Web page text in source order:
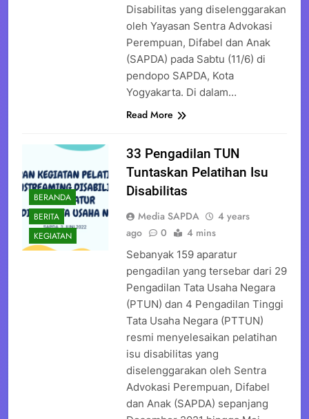
Disabilitas yang diselenggarakan
oleh Yayasan Sentra Advokasi
Perempuan, Difabel dan Anak
(SAPDA) pada Sabtu (11/6) di
pendopo SAPDA, Kota
Yogyakarta. Di dalam…
Read More
BERANDA
BERITA
KEGIATAN
33 Pengadilan TUN
Tuntaskan Pelatihan Isu
Disabilitas
Media SAPDA
4 years
ago
0 4 mins
Sebanyak 159 aparatur
pengadilan yang tersebar dari 29
Pengadilan Tata Usaha Negara
(PTUN) dan 4 Pengadilan Tinggi
Tata Usaha Negara (PTTUN)
resmi menyelesaikan pelatihan
isu disabilitas yang
diselenggarakan oleh Sentra
Advokasi Perempuan, Difabel
dan Anak (SAPDA) sepanjang